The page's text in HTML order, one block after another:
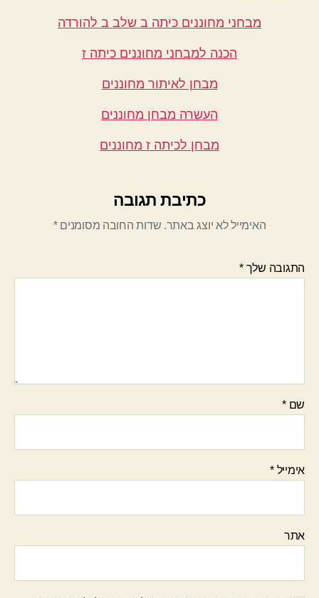
מבחני מחוננים כיתה ב שלב ב להורדה
הכנה למבחני מחוננים כיתה ז
מבחן לאיתור מחוננים
העשרה מבחן מחוננים
מבחן לכיתה ז מחוננים
כתיבת תגובה
האימייל לא יוצג באתר. שדות החובה מסומנים*
התגובה שלך*
שם*
אימייל*
אתר